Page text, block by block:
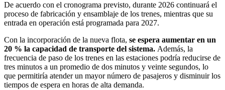
De acuerdo con el cronograma previsto, durante 2026 continuará el
proceso de fabricación y ensamblaje de los trenes, mientras que su
entrada en operación está programada para 2027.
Con la incorporación de la nueva flota, se espera aumentar en un
20 % la capacidad de transporte del sistema. Además, la
frecuencia de paso de los trenes en las estaciones podría reducirse de
tres minutos a un promedio de dos minutos y veinte segundos, lo
que permitiría atender un mayor número de pasajeros y disminuir los
tiempos de espera en horas de alta demanda.